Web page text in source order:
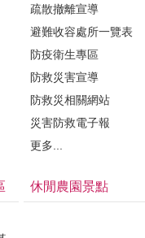
疏散撤離宣導
避難收容處所一覽表
防疫衛生專區
防救災害宣導
防救災相關網站
災害防救電子報
更多...
休閒農園景點